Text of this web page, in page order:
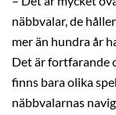
näbbvalar, de
mer än hundra år
Det är fortfarande
finns bara olika
näbbvalarnas